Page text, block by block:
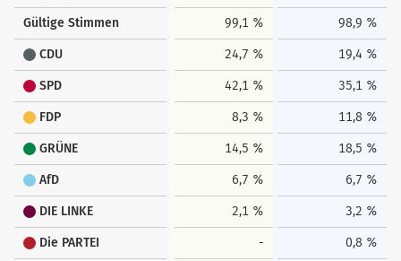
Gültige Stimmen 99,1 % 98,9 %
CDU 24,7 % 19,4 %
SPD 42,1 % 35,1 %
FDP 8,3 % 11,8 %
GRÜNE 14,5 % 18,5 %
AfD 6,7 % 6,7 %
DIE LINKE 2,1 % 3,2 %
Die PARTEI - 0,8 %